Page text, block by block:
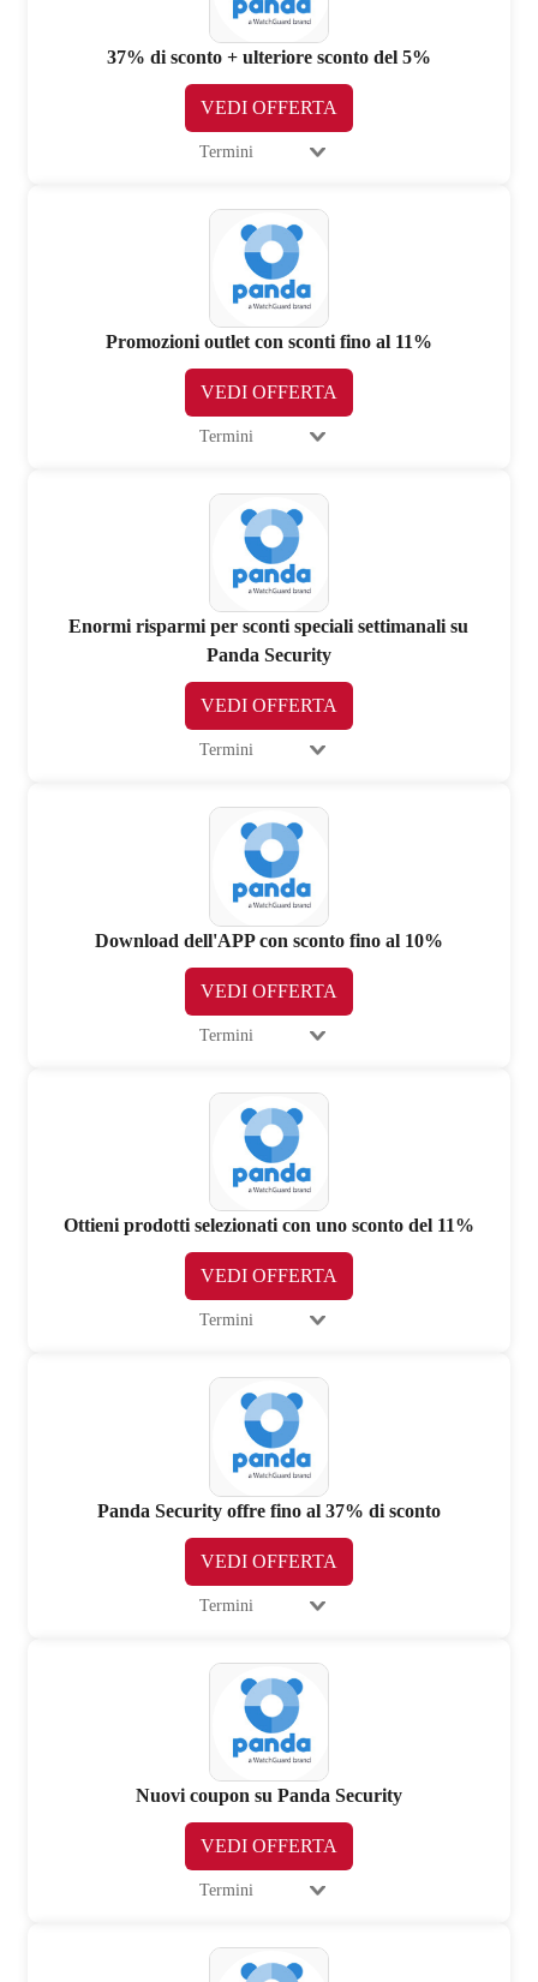
37% di sconto + ulteriore sconto del 5%
VEDI OFFERTA
Termini
Promozioni outlet con sconti fino al 11%
VEDI OFFERTA
Termini
Enormi risparmi per sconti speciali settimanali su
Panda Security
VEDI OFFERTA
Termini
Download dell'APP con sconto fino al 10%
VEDI OFFERTA
Termini
Ottieni prodotti selezionati con uno sconto del 11%
VEDI OFFERTA
Termini
Panda Security offre fino al 37% di sconto
VEDI OFFERTA
Termini
Nuovi coupon su Panda Security
VEDI OFFERTA
Termini